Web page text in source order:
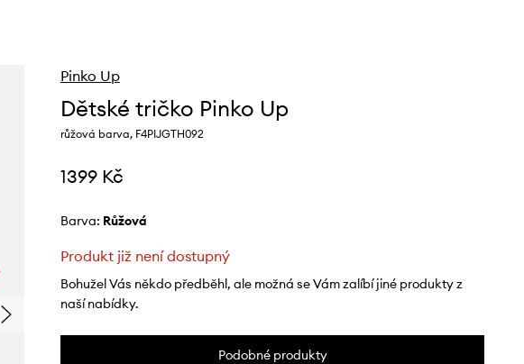
Pinko Up
Dětské tričko Pinko Up
růžová barva, F4PIJGTH092
1399 Kč
Barva: růžová
Produkt již není dostupný
Bohužel Vás někdo předběhl, ale možná se Vám zalíbí jiné produkty z
naší nabídky.
Podobné produkty